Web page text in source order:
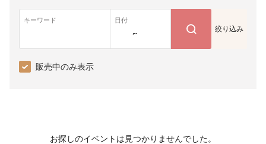
キーワード 日付
~ 絞り込み
販売中のみ表示
お探しのイベントは見つかりませんでした。